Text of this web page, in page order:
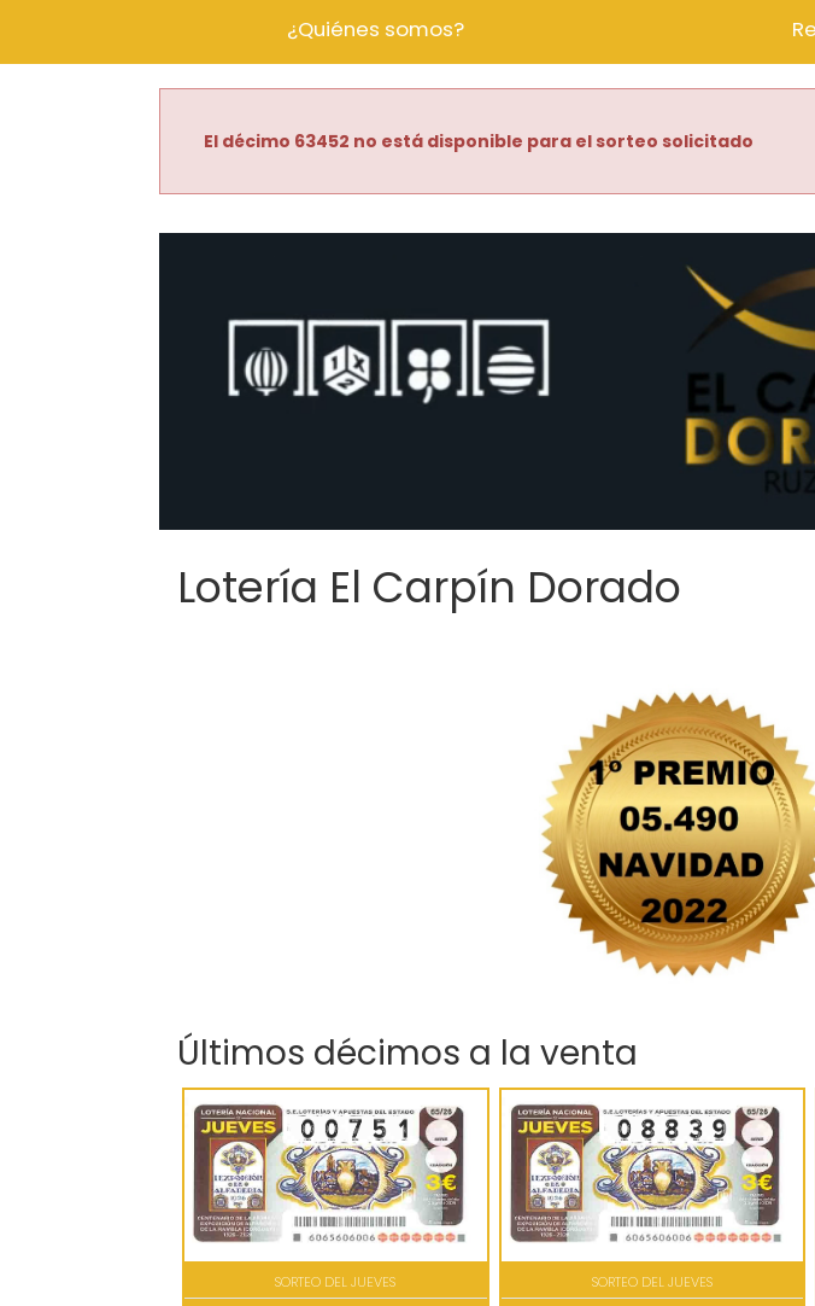
¿Quiénes somos?
El décimo 63452 no está disponible para el sorteo solicitado
Lotería El Carpín Dorado
Últimos décimos a la venta
SORTEO DEL JUEVES
SORTEO DEL JUEVES